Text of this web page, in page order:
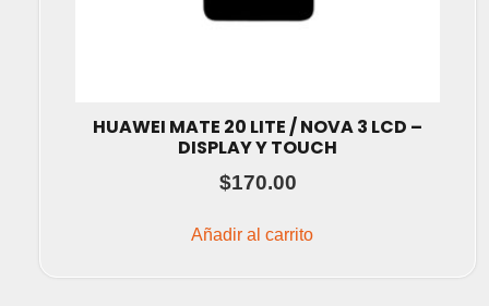
HUAWEI MATE 20 LITE / NOVA 3 LCD –
DISPLAY Y TOUCH
$170.00
Añadir al carrito